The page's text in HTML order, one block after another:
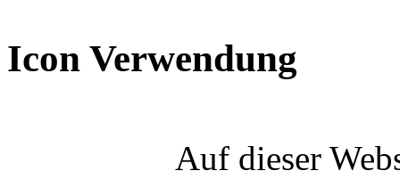
Icon Verwendung
Auf dieser